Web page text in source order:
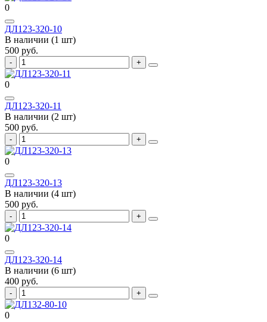
0
ДЛ123-320-10
В наличии (1 шт)
500 руб.
0
ДЛ123-320-11
В наличии (2 шт)
500 руб.
0
ДЛ123-320-13
В наличии (4 шт)
500 руб.
0
ДЛ123-320-14
В наличии (6 шт)
400 руб.
0